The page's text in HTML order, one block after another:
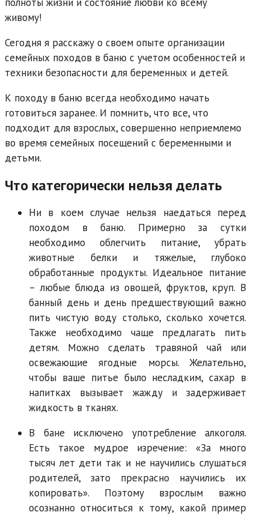
живому!
Сегодня я расскажу о своем опыте организации
семейных походов в баню с учетом особенностей и
техники безопасности для беременных и детей.
К походу в баню всегда необходимо начать
готовиться заранее. И помнить, что все, что
подходит для взрослых, совершенно неприемлемо
во время семейных посещений с беременными и
детьми.
Что категорически нельзя делать
Ни в коем случае нельзя наедаться перед
походом в баню. Примерно за сутки
необходимо облегчить питание, убрать
животные белки и тяжелые, глубоко
обработанные продукты. Идеальное питание
– любые блюда из овощей, фруктов, круп. В
банный день и день предшествующий важно
пить чистую воду столько, сколько хочется.
Также необходимо чаще предлагать пить
детям. Можно сделать травяной чай или
освежающие ягодные морсы. Желательно,
чтобы ваше питье было несладким, сахар в
напитках вызывает жажду и задерживает
жидкость в тканях.
В бане исключено употребление алкоголя.
Есть такое мудрое изречение: «За много
тысяч лет дети так и не научились слушаться
родителей, зато прекрасно научились их
копировать». Поэтому взрослым важно
осознанно относиться к тому, какой пример